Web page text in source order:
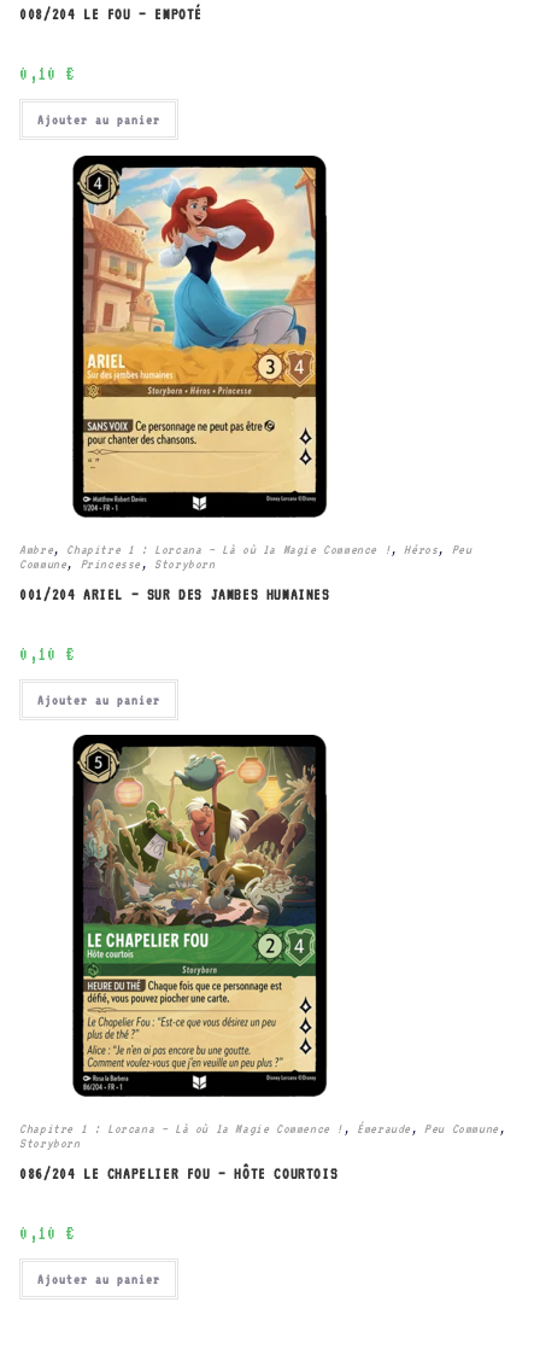
008/204 LE FOU – EMPOTÉ
0,10 €
Ajouter au panier
Ambre, Chapitre 1 : Lorcana – Là où la Magie Commence !, Héros,
Peu
Commune, Princesse , Storyborn
001/204 ARIEL – SUR DES JAMBES HUMAINES
0,10 €
Ajouter au panier
Chapitre 1 : Lorcana – Là où la Magie Commence ! , Émeraude , Peu Commune ,
Storyborn
086/204 LE CHAPELIER FOU – HÔTE COURTOIS
0,10 €
Ajouter au panier